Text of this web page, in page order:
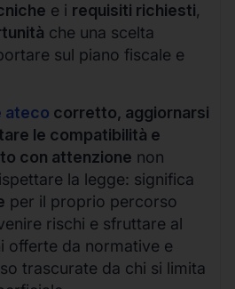
e i requisiti richiesti,
che una scelta
sul piano fiscale e
ateco corretto, aggiornarsi
le compatibilità e
con attenzione non
la legge: significa
per il proprio percorso
rischi e sfruttare al
offerte da normative e
trascurate da chi si limita